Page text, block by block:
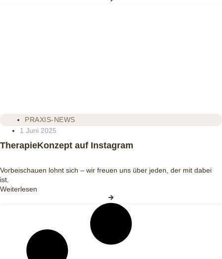
PRAXIS-NEWS
1 Juni 2025
TherapieKonzept auf Instagram
Vorbeischauen lohnt sich – wir freuen uns über jeden, der mit dabei
ist.
Weiterlesen